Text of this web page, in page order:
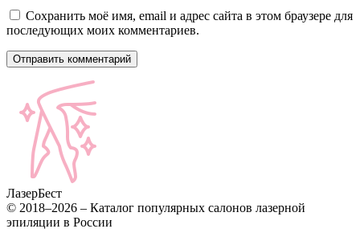
Сохранить моё имя, email и адрес сайта в этом браузере для
последующих моих комментариев.
ЛазерБест
© 2018–2026 – Каталог популярных салонов лазерной
эпиляции в России